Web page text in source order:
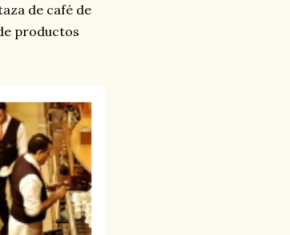
de café de
productos